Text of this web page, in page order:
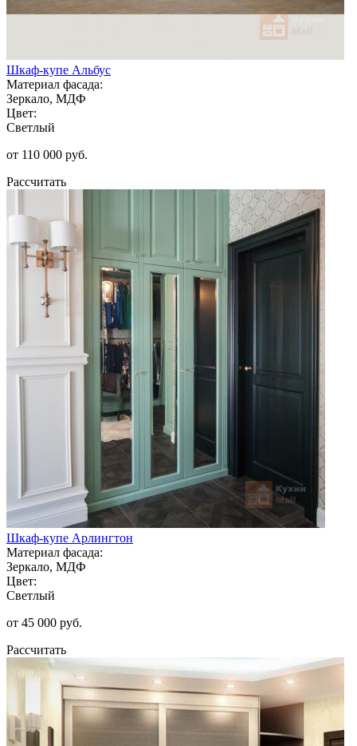
Шкаф-купе Альбус
Материал фасада:
Зеркало, МДФ
Цвет:
Светлый
от 110 000 руб.
Рассчитать
Шкаф-купе Арлингтон
Материал фасада:
Зеркало, МДФ
Цвет:
Светлый
от 45 000 руб.
Рассчитать